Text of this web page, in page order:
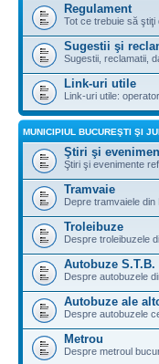
Regulament
Tot ce trebuie să
Sugestii şi
Sugestii, reclamatii,
Link-uri utile
Link-uri utile:
MUNICIPIUL BUCUREŞTI ŞI
Ştiri şi
Ştiri şi evenimente
Tramvaie
Depre tramvaiele din
Troleibuze
Despre troleibuzele
Autobuze S.T.B.
Despre autobuzele
Autobuze ale
Despre autobuzele
Metrou
Despre metroul